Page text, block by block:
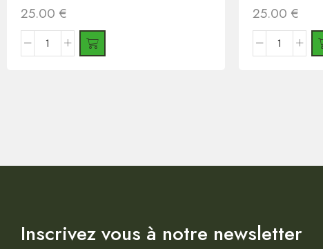
25.00 € 25.00 €
Inscrivez vous à notre newsletter